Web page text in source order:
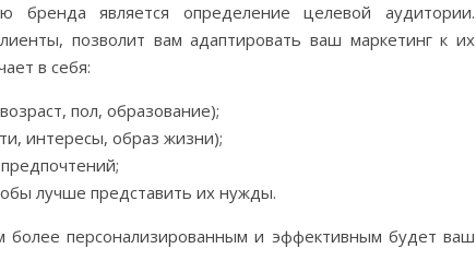
является определение целевой аудитории.
позволит вам адаптировать ваш маркетинг к их
в себя:
пол, образование);
интересы, образ жизни);
лучше представить их нужды.
персонализированным и эффективным будет ваш